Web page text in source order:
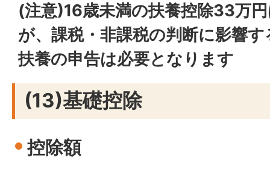
(注意)16歳未満の扶養控除33万
が、課税・非課税の判断に影響
扶養の申告は必要となります
(13)基礎控除
控除額